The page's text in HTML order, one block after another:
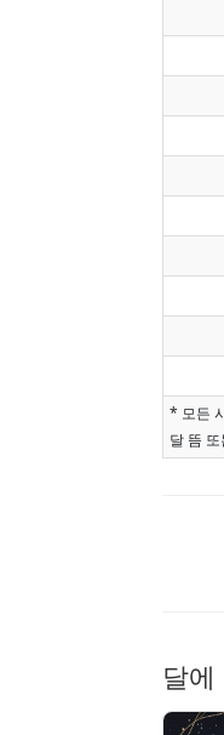
* 모든
달 뜸
달